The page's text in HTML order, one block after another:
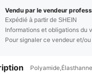
Vendu par le vendeur
Expédié à partir de SHEIN
Informations et obligations du
Pour signaler ce vendeur et/